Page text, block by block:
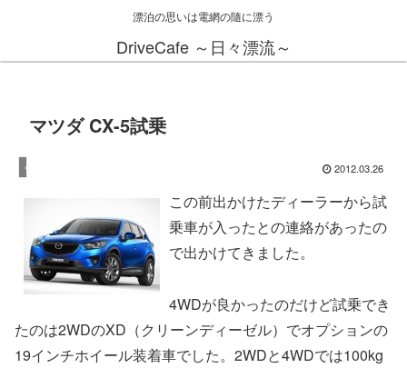
漂泊の思いは電網の隨に漂う
DriveCafe ～日々漂流～
マツダ CX-5試乗
くるま 2012.03.26
この前出かけたディーラーから試
乗車が入ったとの連絡があったの
で出かけてきました。
4WDが良かったのだけど試乗でき
たのは2WDのXD（クリーンディーゼル）でオプションの
19インチホイール装着車でした。2WDと4WDでは100kg